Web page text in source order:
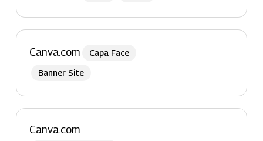
Canva.com
Capa Face
Banner Site
Canva.com